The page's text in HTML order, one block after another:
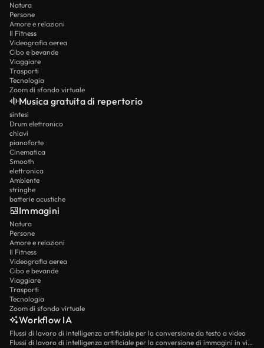
Natura
Persone
Amore e relazioni
Il Fitness
Videografia aerea
Cibo e bevande
Viaggiare
Trasporti
Tecnologia
Zoom di sfondo virtuale
Musica gratuita di repertorio
sintesi
Drum elettronico
chiavi
pianoforte
Cinematica
Smooth
elettronica
Ambiente
stringhe
batterie acustiche
Immagini
Natura
Persone
Amore e relazioni
Il Fitness
Videografia aerea
Cibo e bevande
Viaggiare
Trasporti
Tecnologia
Zoom di sfondo virtuale
Workflow IA
Flussi di lavoro di intelligenza artificiale per la conversione da testo a video
Flussi di lavoro di intelligenza artificiale per la conversione di immagini in video